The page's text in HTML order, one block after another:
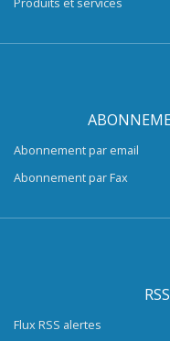
Abonnement par email
Abonnement par Fax
Flux RSS alertes